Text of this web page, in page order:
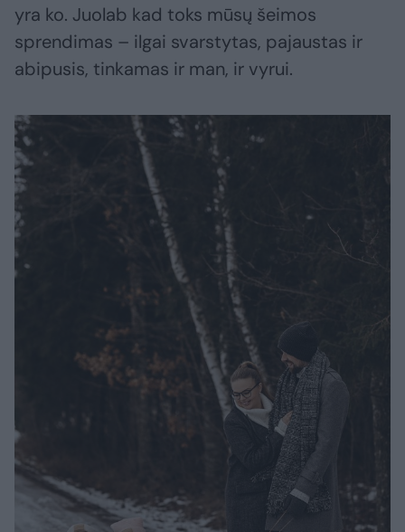
yra ko. Juolab kad toks mūsų šeimos
sprendimas – ilgai svarstytas, pajaustas ir
abipusis, tinkamas ir man, ir vyrui.